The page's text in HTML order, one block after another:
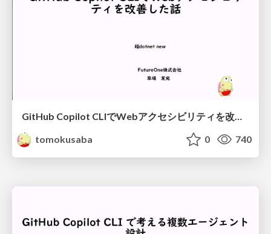
GitHub Copilot CLIでWebアクセシビリティを改善した話
tomokusaba
0 740